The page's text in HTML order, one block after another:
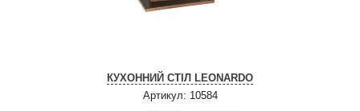
КУХОННИЙ СТІЛ LEONARDO
Артикул: 10584